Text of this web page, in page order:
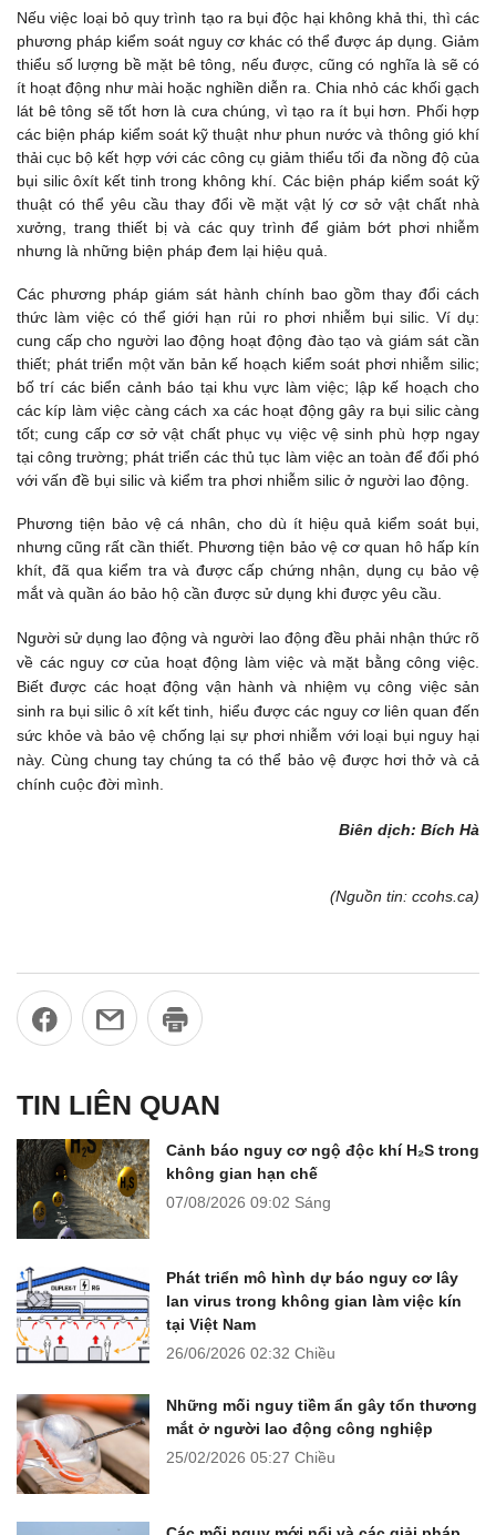
Nếu việc loại bỏ quy trình tạo ra bụi độc hại không khả thi, thì các
phương pháp kiểm soát nguy cơ khác có thể được áp dụng. Giảm
thiểu số lượng bề mặt bê tông, nếu được, cũng có nghĩa là sẽ có
ít hoạt động như mài hoặc nghiền diễn ra. Chia nhỏ các khối gạch
lát bê tông sẽ tốt hơn là cưa chúng, vì tạo ra ít bụi hơn. Phối hợp
các biện pháp kiểm soát kỹ thuật như phun nước và thông gió khí
thải cục bộ kết hợp với các công cụ giảm thiểu tối đa nồng độ của
bụi silic ôxít kết tinh trong không khí. Các biện pháp kiểm soát kỹ
thuật có thể yêu cầu thay đổi về mặt vật lý cơ sở vật chất nhà
xưởng, trang thiết bị và các quy trình để giảm bớt phơi nhiễm
nhưng là những biện pháp đem lại hiệu quả.
Các phương pháp giám sát hành chính bao gồm thay đổi cách
thức làm việc có thể giới hạn rủi ro phơi nhiễm bụi silic. Ví dụ:
cung cấp cho người lao động hoạt động đào tạo và giám sát cần
thiết; phát triển một văn bản kế hoạch kiểm soát phơi nhiễm silic;
bố trí các biển cảnh báo tại khu vực làm việc; lập kế hoạch cho
các kíp làm việc càng cách xa các hoạt động gây ra bụi silic càng
tốt; cung cấp cơ sở vật chất phục vụ việc vệ sinh phù hợp ngay
tại công trường; phát triển các thủ tục làm việc an toàn để đối phó
với vấn đề bụi silic và kiểm tra phơi nhiễm silic ở người lao động.
Phương tiện bảo vệ cá nhân, cho dù ít hiệu quả kiểm soát bụi,
nhưng cũng rất cần thiết. Phương tiện bảo vệ cơ quan hô hấp kín
khít, đã qua kiểm tra và được cấp chứng nhận, dụng cụ bảo vệ
mắt và quần áo bảo hộ cần được sử dụng khi được yêu cầu.
Người sử dụng lao động và người lao động đều phải nhận thức rõ
về các nguy cơ của hoạt động làm việc và mặt bằng công việc.
Biết được các hoạt động vận hành và nhiệm vụ công việc sản
sinh ra bụi silic ô xít kết tinh, hiểu được các nguy cơ liên quan đến
sức khỏe và bảo vệ chống lại sự phơi nhiễm với loại bụi nguy hại
này. Cùng chung tay chúng ta có thể bảo vệ được hơi thở và cả
chính cuộc đời mình.
Biên dịch: Bích Hà
(Nguồn tin: ccohs.ca)
TIN LIÊN QUAN
Cảnh báo nguy cơ ngộ độc khí H₂S trong
không gian hạn chế
07/08/2026 09:02 Sáng
Phát triển mô hình dự báo nguy cơ lây
lan virus trong không gian làm việc kín
tại Việt Nam
26/06/2026 02:32 Chiều
Những mối nguy tiềm ẩn gây tổn thương
mắt ở người lao động công nghiệp
25/02/2026 05:27 Chiều